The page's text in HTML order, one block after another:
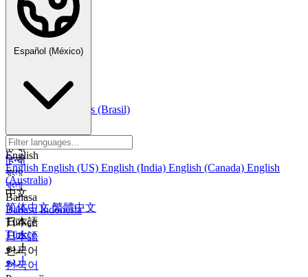
Español (México)
Italiano
Português
PortuguêsPortuguês (Brasil)
العربية
हिन्दी
हिन्दी
বাংলা
বাংলা
Bahasa
Bahasa Indonesia
Türkçe
Türkçe
اردو
اردو
Español (México)
English
English English (US) English (India) English (Canada) English
(Australia)
中文
简体中文繁體中文
日本語
日本語
한국어
한국어